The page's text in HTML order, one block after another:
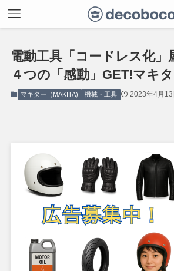
電動工具「コードレス化」
４つの「感動」GET!マキタ
マキター（MAKITA) 機械・工具 2023年4月13